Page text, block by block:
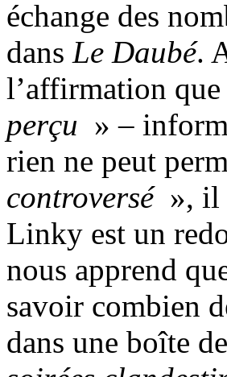
échange des
dans Le Daubé.
l’affirmation que
perçu » –
rien ne peut
controversé », il
Linky est un
nous apprend
savoir combien
dans une boîte